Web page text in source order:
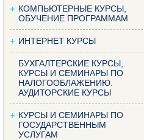
КОМПЬЮТЕРНЫЕ КУРСЫ,
ОБУЧЕНИЕ ПРОГРАММАМ
ИНТЕРНЕТ КУРСЫ
БУХГАЛТЕРСКИЕ КУРСЫ,
КУРСЫ И СЕМИНАРЫ ПО
НАЛОГООБЛАЖЕНИЮ.
АУДИТОРСКИЕ КУРСЫ
КУРСЫ И СЕМИНАРЫ ПО
ГОСУДАРСТВЕННЫМ
УСЛУГАМ